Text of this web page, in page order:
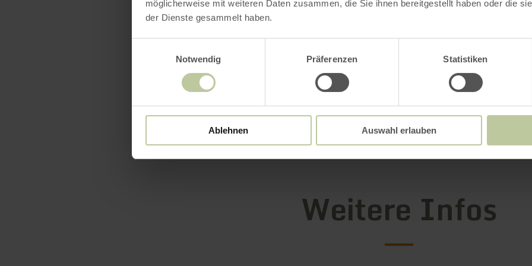
möglicherweise mit weiteren Daten zusammen, die Sie ihnen bereitgestellt haben oder die
der Dienste gesammelt haben.
Notwendig
Präferenzen Statistiken
Ablehnen Auswahl erlauben
Wohnung gehört ein Stellplatz in der großen Doppelgarage.
Eine E-Ladesäule zur Ladung Ihres E-Autos kann nach
genutzt werden.
mehr erfahren
Weitere Infos